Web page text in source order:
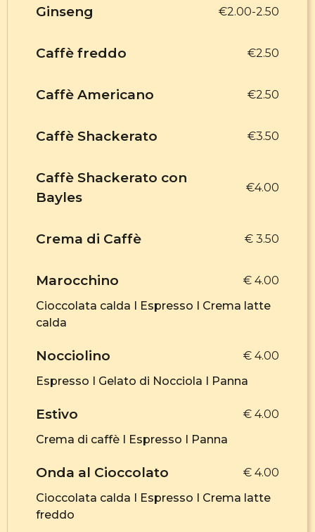
Ginseng €2.00-2.50
Caffè freddo €2.50
Caffè Americano €2.50
Caffè Shackerato €3.50
Caffè Shackerato con
Bayles
€4.00
Crema di Caffè € 3.50
Marocchino
€ 4.00
Cioccolata calda I Espresso I Crema latte
calda
Nocciolino
€ 4.00
Espresso I Gelato di Nocciola I Panna
Estivo
€ 4.00
Crema di caffè I Espresso I Panna
Onda al Cioccolato
€ 4.00
Cioccolata calda I Espresso I Crema latte
freddo